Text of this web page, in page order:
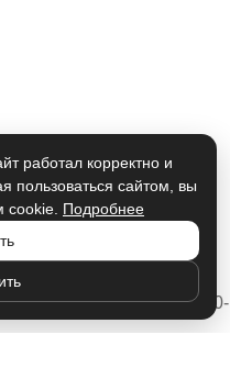
не является
© 2020-
работал корректно и
пользоваться сайтом, вы
cookie. Подробнее